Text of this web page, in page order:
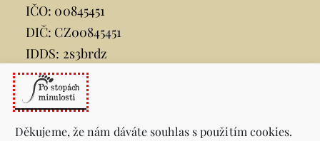
Děkujeme, že nám dáváte souhlas s použitím cookies.
IČO: 00845451
DIČ: CZ00845451
IDDS: 2s3brdz
e-mail:posta@ovajih.cz
telefon:599 444 444